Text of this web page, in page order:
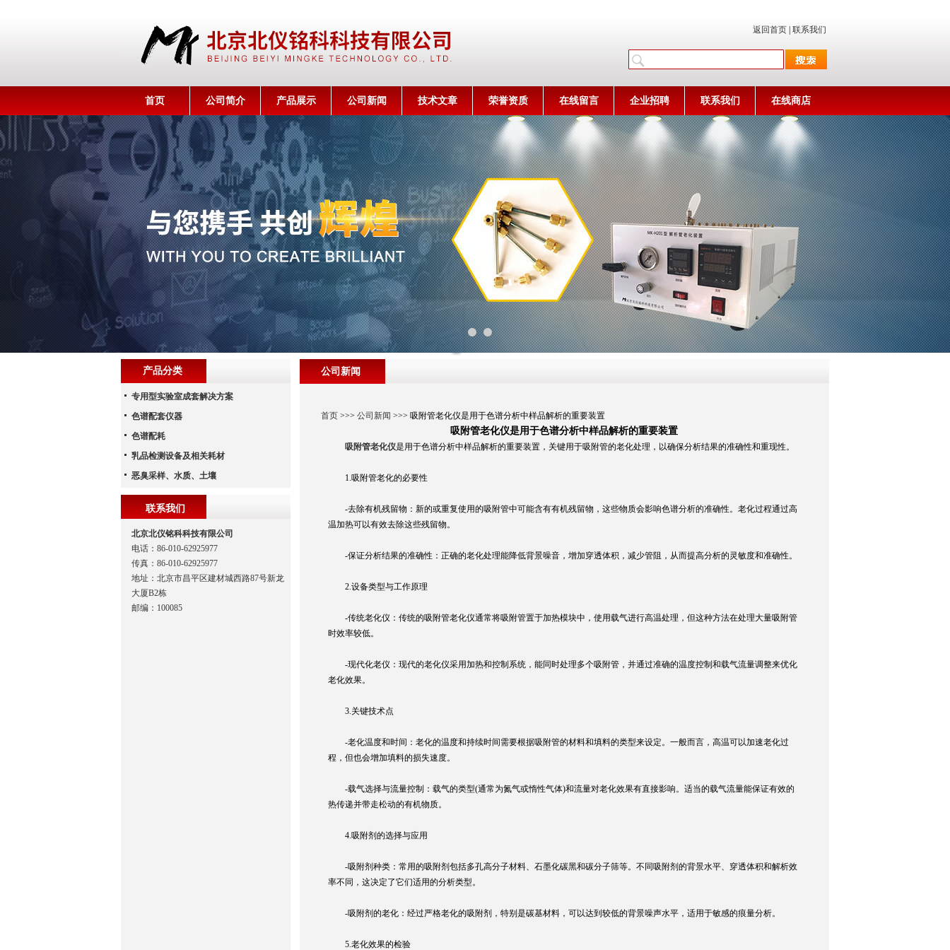
返回首页 联系我们
首页 公司简介 产品展示 公司新闻 技术文章 荣誉资质 在线留言 企业招聘 联系我们 在线商店
公司新闻
首页>>> 公司新闻 >>> 吸附管老化仪是用于色谱分析中样品解析的重要装置
吸附管老化仪是用于色谱分析中样品解析的重要装置
吸附管老化仪是用于色谱分析中样品解析的重要装置，关键用于吸附管的老化处理，以确保分析结果的准确性和重现性。
1.吸附管老化的必要性
-去除有机残留物：新的或重复使用的吸附管中可能含有有机残留物，这些物质会影响色谱分析的准确性。老化过程通过高
温加热可以有效去除这些残留物。
-保证分析结果的准确性：正确的老化处理能降低背景噪音，增加穿透体积，减少管阻，从而提高分析的灵敏度和准确性。
2.设备类型与工作原理
-传统老化仪：传统的吸附管老化仪通常将吸附管置于加热模块中，使用载气进行高温处理，但这种方法在处理大量吸附管
时效率较低。
-现代化老仪：现代的老化仪采用加热和控制系统，能同时处理多个吸附管，并通过准确的温度控制和载气流量调整来优化
老化效果。
3.关键技术点
-老化温度和时间：老化的温度和持续时间需要根据吸附管的材料和填料的类型来设定。一般而言，高温可以加速老化过
程，但也会增加填料的损失速度。
-载气选择与流量控制：载气的类型(通常为氮气或惰性气体)和流量对老化效果有直接影响。适当的载气流量能保证有效的
热传递并带走松动的有机物质。
4.吸附剂的选择与应用
-吸附剂种类：常用的吸附剂包括多孔高分子材料、石墨化碳黑和碳分子筛等。不同吸附剂的背景水平、穿透体积和解析效
率不同，这决定了它们适用的分析类型。
-吸附剂的老化：经过严格老化的吸附剂，特别是碳基材料，可以达到较低的背景噪声水平，适用于敏感的痕量分析。
5.老化效果的检验
产品分类
专用型实验室成套解决方案
色谱配套仪器
色谱配耗
乳品检测设备及相关耗材
恶臭采样、水质、土壤
联系我们
北京北仪铭科科技有限公司
电话：86-010-62925977
传真：86-010-62925977
地址：北京市昌平区建材城西路87号新龙
大厦B2栋
邮编：100085